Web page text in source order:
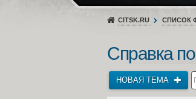
CITSK.RU СПИСОК
Справка
НОВАЯ ТЕМА